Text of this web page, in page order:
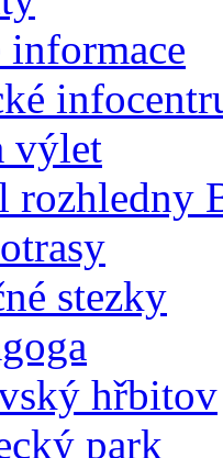
výlet
rozhledny
stezky
hřbitov
park